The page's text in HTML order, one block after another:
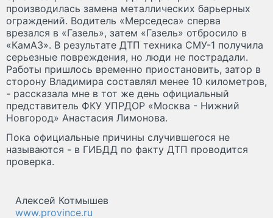
производилась замена металлических барьерных
ограждений. Водитель «Мерседеса» сперва
врезался в «Газель», затем «Газель» отбросило в
«КамАЗ». В результате ДТП техника СМУ-1 получила
серьезные повреждения, но люди не пострадали.
Работы пришлось временно приостановить, затор в
сторону Владимира составлял менее 10 километров,
- рассказала мне в тот же день официальный
представитель ФКУ УПРДОР «Москва - Нижний
Новгород» Анастасия Лимонова.
Пока официальные причины случившегося не
называются - в ГИБДД по факту ДТП проводится
проверка.
Алексей Котмышев
www.province.ru